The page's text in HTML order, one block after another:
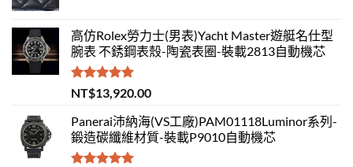
高仿Rolex勞力士(男表)Yacht Master遊艇名仕型
腕表 不銹鋼表殼-陶瓷表圈-裝載2813自動機芯
評分5.00
滿分 5
NT$13,920.00
Panerai沛納海(VS工廠)PAM01118Luminor系列-
鍛造碳纖維材質-裝載P9010自動機芯